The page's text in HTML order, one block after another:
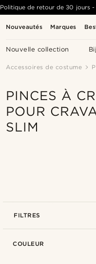
Nouveautés Marques
Nouvelle collection
Politique de retour de 30 jours -
Accessoires de costume
PINCES À
POUR
SLIM
FILTRES
COULEUR